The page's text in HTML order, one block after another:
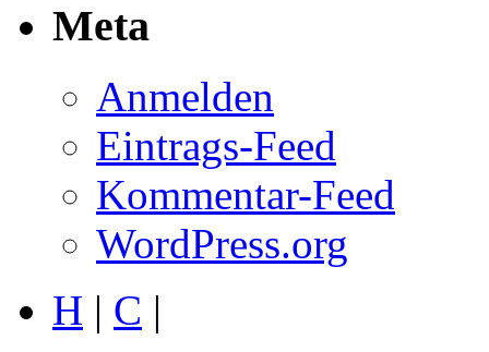
Meta
Anmelden
Eintrags-Feed
Kommentar-Feed
WordPress.org
H | C |